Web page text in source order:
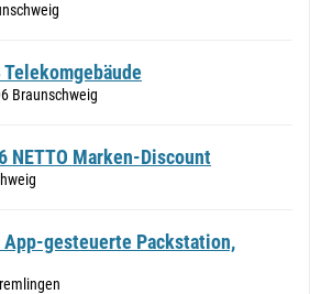
Braunschweig
NETTO Marken-Discount
App-gesteuerte Packstation,